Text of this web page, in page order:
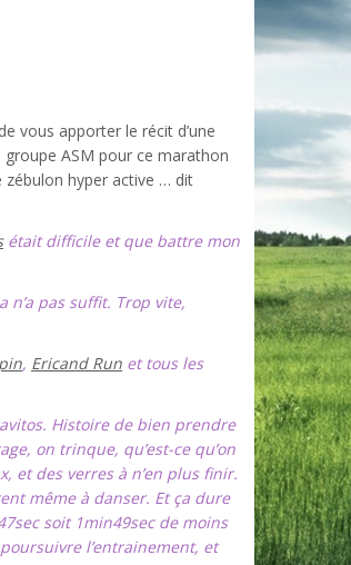
vous apporter le récit d’une
ASM pour ce marathon
hyper active … dit
était difficile et que battre mon
n’a pas suffit. Trop vite,
, Ericand Run et tous les
Histoire de bien prendre
on trinque, qu’est-ce qu’on
et des verres à n’en plus finir.
même à danser. Et ça dure
soit 1min49sec de moins
l’entrainement, et